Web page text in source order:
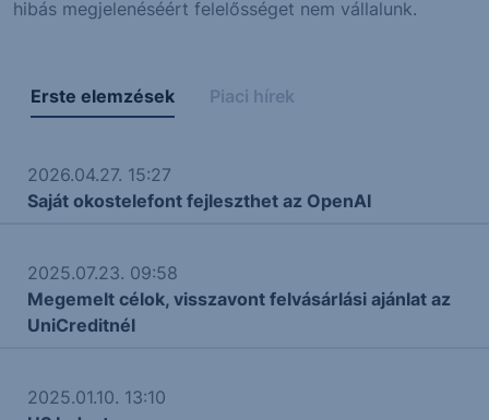
hibás megjelenéséért felelősséget nem vállalunk.
Erste elemzések Piaci hírek
2026.04.27. 15:27
Saját okostelefont fejleszthet az OpenAI
2025.07.23. 09:58
Megemelt célok, visszavont felvásárlási ajánlat az
UniCreditnél
2025.01.10. 13:10